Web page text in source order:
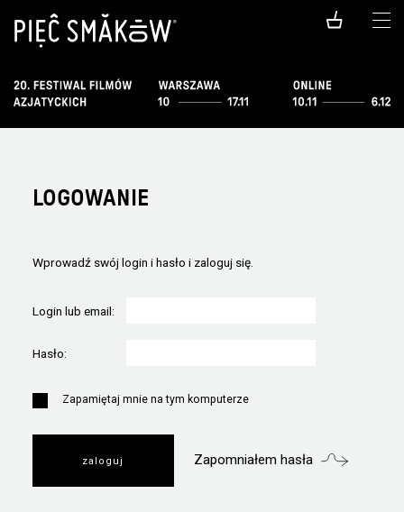
LOGOWANIE
Wprowadź swój login i hasło i zaloguj się.
Login lub email:
Hasło:
Zapamiętaj mnie na tym komputerze
Zapomniałem hasła